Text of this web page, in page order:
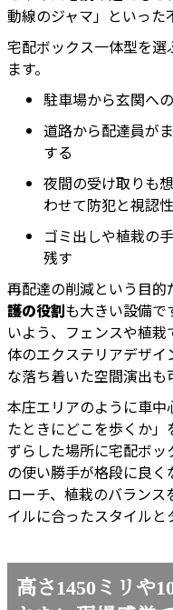
動線のジャマ」といった
宅配ボックス一体型を
ます。
駐車場から玄関へ
道路から配達員が
する
夜間の受け取りも
わせて防犯と視認
ゴミ出しや植栽の
残す
再配達の削減という目的
護の役割も大きい設備で
いよう、フェンスや植
体のエクステリアデザ
な落ち着いた空間演出も
本庄エリアのように車
たときにどこを歩くか
ずらした場所に宅配ボッ
の使い勝手が格段に良
ローチ、植栽のバラン
イルに合ったスタイルと
高さ1450ミリや